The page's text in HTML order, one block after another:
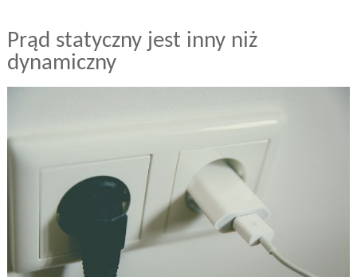
Prąd statyczny jest inny niż
dynamiczny